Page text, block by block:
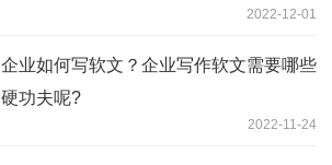
2022-12-01
企业如何写软文？企业写作软文需要哪些
硬功夫呢?
2022-11-24